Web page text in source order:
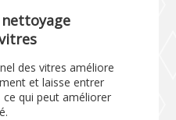
des vitres améliore
et laisse entrer
qui peut améliorer